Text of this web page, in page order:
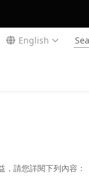
English
請您詳閱下列內容：